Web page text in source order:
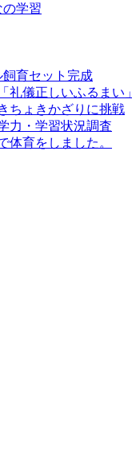
学習
育セット完成
儀正しいふるまい」
ちょきかざりに挑戦
・学習状況調査
育をしました。